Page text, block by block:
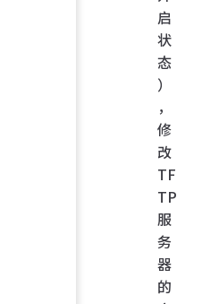
启
状
态
）
，
修
改
TF
TP
服
务
器
的